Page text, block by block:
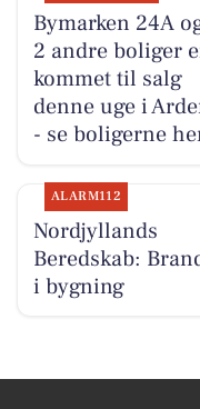
Bymarken 24A
2 andre boliger
kommet til salg
denne uge i
- se boligerne
ALARM112
Nordjyllands
Beredskab:
i bygning